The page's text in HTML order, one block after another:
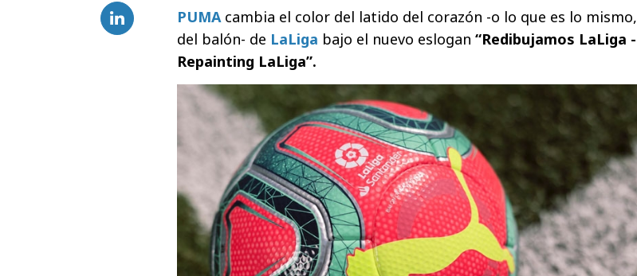
PUMA cambia el color del latido del corazón -o lo que es lo mismo,
del balón- de LaLiga bajo el nuevo eslogan “Redibujamos LaLiga -
Repainting LaLiga”.